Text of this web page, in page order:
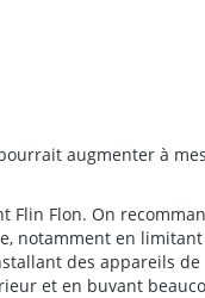
augmenter à
Flin Flon. On
notamment en
des appareils de
et en buvant